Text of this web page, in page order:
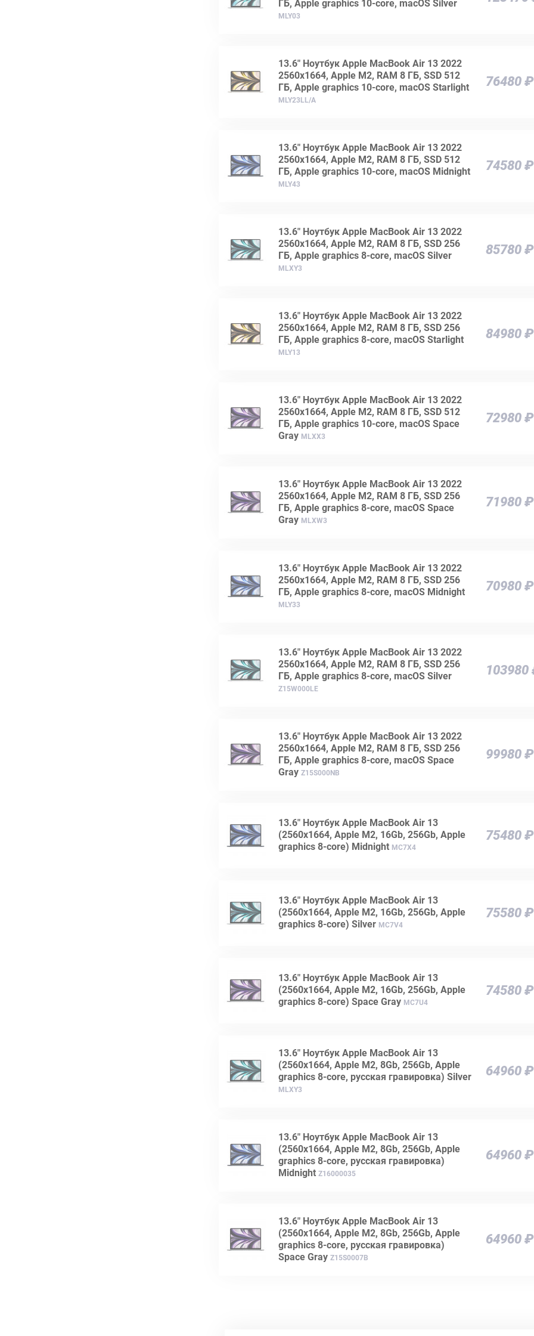
ГБ, Apple graphics 10-core, macOS Silver
MLY03
13.6" Ноутбук Apple MacBook Air 13 2022
2560x1664, Apple M2, RAM 8 ГБ, SSD 512
ГБ, Apple graphics 10-core, macOS Starlight
MLY23LL/A
76480 ₽
13.6" Ноутбук Apple MacBook Air 13 2022
2560x1664, Apple M2, RAM 8 ГБ, SSD 512
ГБ, Apple graphics 10-core, macOS Midnight
MLY43
74580 ₽
13.6" Ноутбук Apple MacBook Air 13 2022
2560x1664, Apple M2, RAM 8 ГБ, SSD 256
ГБ, Apple graphics 8-core, macOS Silver
MLXY3
85780 ₽
13.6" Ноутбук Apple MacBook Air 13 2022
2560x1664, Apple M2, RAM 8 ГБ, SSD 256
ГБ, Apple graphics 8-core, macOS Starlight
MLY13
84980 ₽
13.6" Ноутбук Apple MacBook Air 13 2022
2560x1664, Apple M2, RAM 8 ГБ, SSD 512
ГБ, Apple graphics 10-core, macOS Space
Gray MLXX3
72980 ₽
13.6" Ноутбук Apple MacBook Air 13 2022
2560x1664, Apple M2, RAM 8 ГБ, SSD 256
ГБ, Apple graphics 8-core, macOS Space
Gray MLXW3
71980 ₽
13.6" Ноутбук Apple MacBook Air 13 2022
2560x1664, Apple M2, RAM 8 ГБ, SSD 256
ГБ, Apple graphics 8-core, macOS Midnight
MLY33
70980 ₽
13.6" Ноутбук Apple MacBook Air 13 2022
2560x1664, Apple M2, RAM 8 ГБ, SSD 256
ГБ, Apple graphics 8-core, macOS Silver
Z15W000LE
103980
13.6" Ноутбук Apple MacBook Air 13 2022
2560x1664, Apple M2, RAM 8 ГБ, SSD 256
ГБ, Apple graphics 8-core, macOS Space
Gray Z15S000NB
99980 ₽
13.6" Ноутбук Apple MacBook Air 13
(2560x1664, Apple M2, 16Gb, 256Gb, Apple
graphics 8-core) Midnight MC7X4
75480 ₽
13.6" Ноутбук Apple MacBook Air 13
(2560x1664, Apple M2, 16Gb, 256Gb, Apple
graphics 8-core) Silver MC7V4
75580 ₽
13.6" Ноутбук Apple MacBook Air 13
(2560x1664, Apple M2, 16Gb, 256Gb, Apple
graphics 8-core) Space Gray MC7U4
74580 ₽
13.6" Ноутбук Apple MacBook Air 13
(2560x1664, Apple M2, 8Gb, 256Gb, Apple
graphics 8-core, русская гравировка) Silver
MLXY3
64960 ₽
13.6" Ноутбук Apple MacBook Air 13
(2560х1664, Apple M2, 8Gb, 256Gb, Apple
graphics 8-core, русская гравировка)
Midnight Z16000035
64960 ₽
13.6" Ноутбук Apple MacBook Air 13
(2560x1664, Apple M2, 8Gb, 256Gb, Apple
graphics 8-core, русская гравировка)
Space Gray Z15S0007B
64960 ₽